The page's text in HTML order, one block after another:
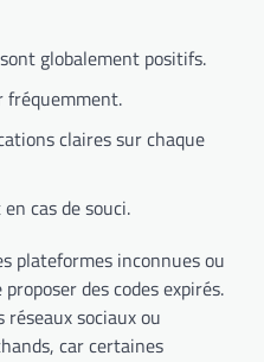
globalement positifs.
fréquemment.
claires sur chaque
cas de souci.
plateformes inconnues ou
des codes expirés.
sociaux ou
car certaines